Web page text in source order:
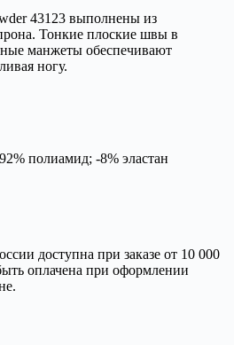
43123 выполнены из
Тонкие плоские швы в
манжеты обеспечивают
ногу.
полиамид; -8% эластан
доступна при заказе от 10 000
оплачена при оформлении